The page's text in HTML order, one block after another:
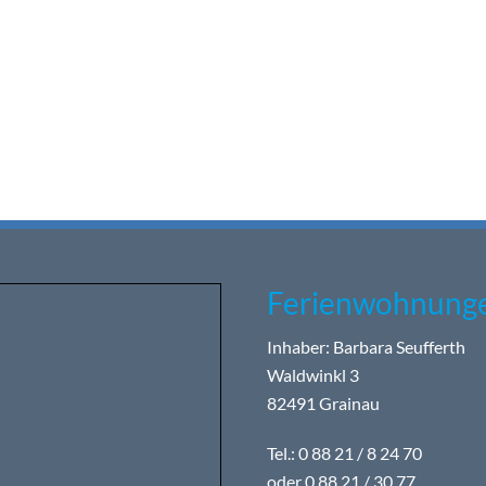
Inhaber: Barbara Seufferth
Waldwinkl 3
82491 Grainau
Tel.: 0 88 21 / 8 24 70
oder 0 88 21 / 30 77